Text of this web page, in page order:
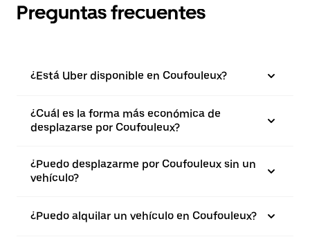
Preguntas frecuentes
¿Está Uber disponible en Coufouleux?
¿Cuál es la forma más económica de
desplazarse por Coufouleux?
¿Puedo desplazarme por Coufouleux sin un
vehículo?
¿Puedo alquilar un vehículo en Coufouleux?